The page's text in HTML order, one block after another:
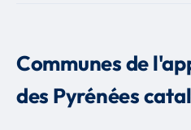
Communes de
des Pyrénées